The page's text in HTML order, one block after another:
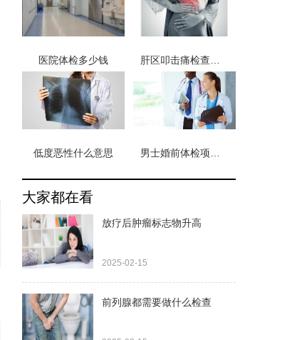
医院体检多少钱
低度恶性什么意思
大家都在看
放疗后肿瘤标志物升高
2025-02-15
前列腺都需要做什么检查